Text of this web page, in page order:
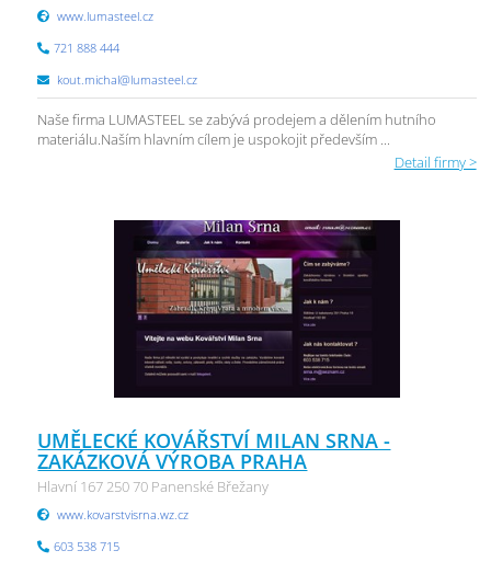
www.lumasteel.cz
721 888 444
kout.michal@lumasteel.cz
Naše firma LUMASTEEL se zabývá prodejem a dělením hutního
materiálu.Naším hlavním cílem je uspokojit především ...
Detail firmy >
UMĚLECKÉ KOVÁŘSTVÍ MILAN SRNA -
ZAKÁZKOVÁ VÝROBA PRAHA
Hlavní 167 250 70 Panenské Břežany
www.kovarstvisrna.wz.cz
603 538 715